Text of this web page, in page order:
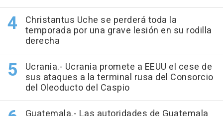
Christantus Uche se perderá toda la
temporada por una grave lesión en su rodilla
derecha
Ucrania.- Ucrania promete a EEUU el cese de
sus ataques a la terminal rusa del Consorcio
del Oleoducto del Caspio